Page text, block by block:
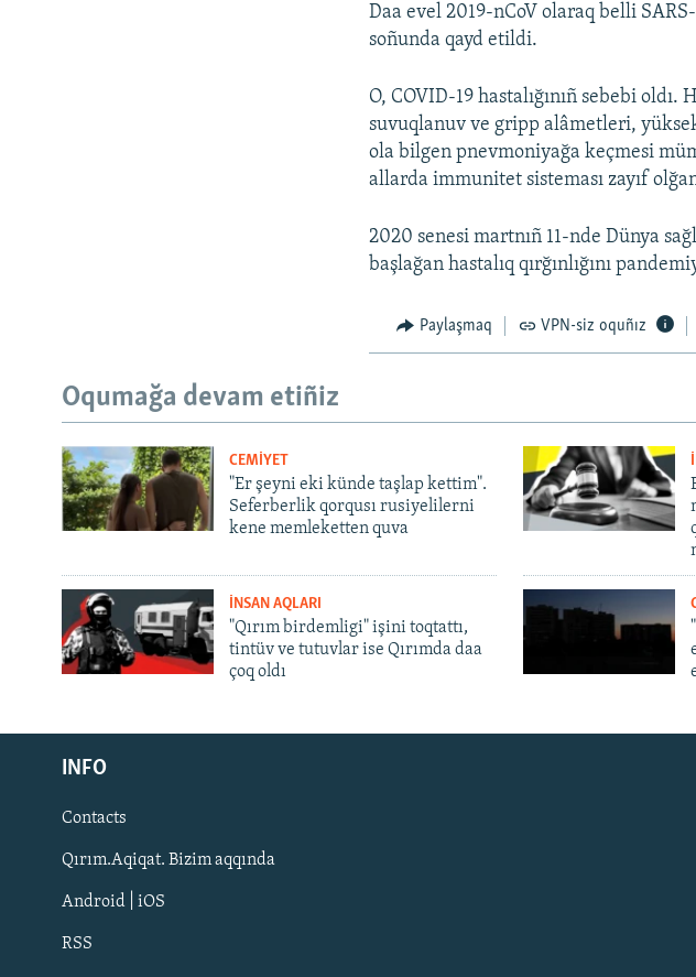
Русский
Українською
QOŞULIÑIZ!
Daa evel 2019-nCoV olaraq belli
soñunda qayd etildi.
O, COVID-19 hastalığınıñ sebebi
suvuqlanuv ve gripp alâmetleri,
ola bilgen pnevmoniyağa keçmesi
allarda immunitet sisteması zayıf
2020 senesi martnıñ 11-nde Dünya
başlağan hastalıq qırğınlığını
Paylaşmaq VPN-siz oquñız
Oqumağa devam etiñiz
CEMİYET
"Er şeyni eki künde taşlap kettim".
Seferberlik qorqusı rusiyelilerni
kene memleketten quva
İNSAN AQLARI
"Qırım birdemligi" işini toqtattı,
tintüv ve tutuvlar ise Qırımda daa
çoq oldı
INFO
Contacts
Qırım.Aqiqat. Bizim aqqında
Android | iOS
RSS